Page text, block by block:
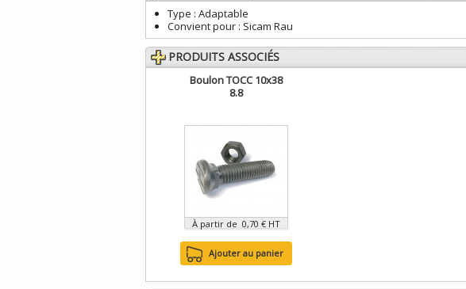
Type : Adaptable
Convient pour : Sicam Rau
PRODUITS ASSOCIÉS
Boulon TOCC 10x38
8.8
À partir de 0,70 € HT
Ajouter au panier